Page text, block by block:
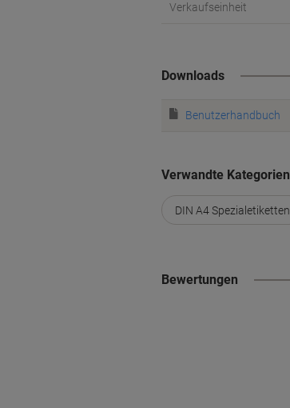
Verkaufseinheit
Downloads
Benutzerhandbuch
Verwandte Kategorien
DIN A4 Spezialetiketten
Bewertungen